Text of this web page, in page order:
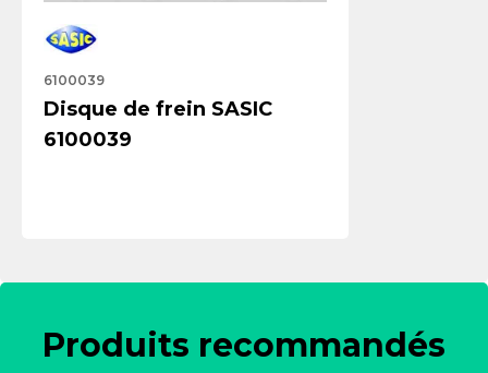
6100039
Disque de frein SASIC
6100039
Produits recommandés